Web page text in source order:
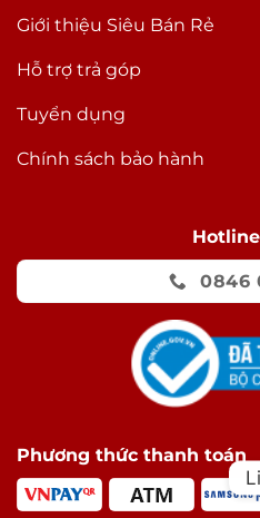
Giới thiệu Siêu Bán Rẻ
Hỗ trợ trả góp
Tuyển dụng
Chính sách bảo hành
0846
Phương thức thanh toán